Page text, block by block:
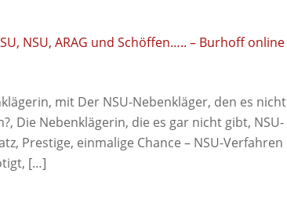
NSU, ARAG und Schöffen….. – Burhoff online
mit Der NSU-Nebenkläger, den es nicht
Die Nebenklägerin, die es gar nicht gibt, NSU-
Prestige, einmalige Chance – NSU-Verfahren
[…]